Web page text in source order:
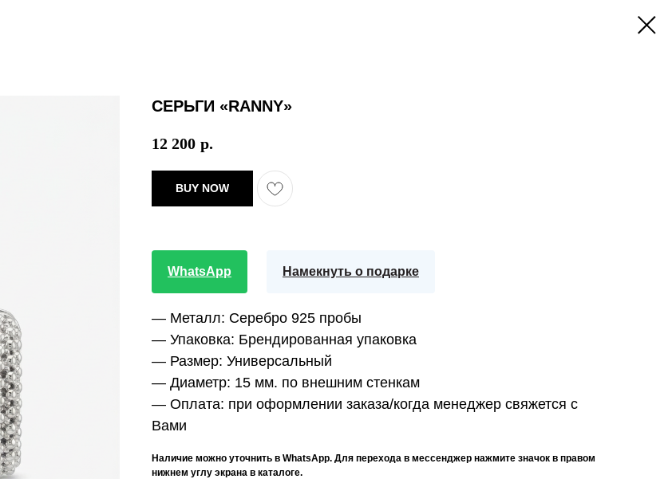
СЕРЬГИ «RANNY»
12 200 р.
BUY NOW
WhatsApp Намекнуть о подарке
— Металл: Серебро 925 пробы
— Упаковка: Брендированная упаковка
— Размер: Универсальный
— Диаметр: 15 мм. по внешним стенкам
— Оплата: при оформлении заказа/когда менеджер свяжется с
Вами
Наличие можно уточнить в WhatsApp. Для перехода в мессенджер нажмите значок в правом
нижнем углу экрана в каталоге.